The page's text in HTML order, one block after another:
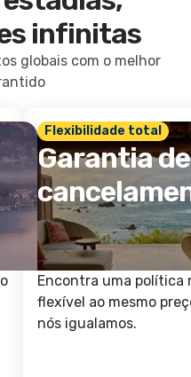
infinitas
globais com o melhor
Flexibilidade total
Garantia de
Encontra uma política
flexível ao mesmo
nós igualamos.